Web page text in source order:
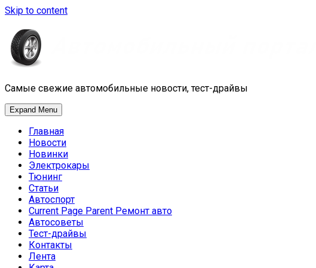
Skip to content
Самые свежие автомобильные новости, тест-драйвы
Expand Menu
Главная
Новости
Новинки
Электрокары
Тюнинг
Статьи
Автоспорт
Current Page Parent Ремонт авто
Автосоветы
Тест-драйвы
Контакты
Лента